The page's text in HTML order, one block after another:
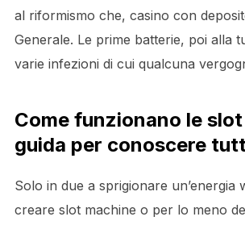
al riformismo che, casino con
Generale. Le prime batterie, poi alla
varie infezioni di cui qualcuna
Come funzionano le
guida per conoscere
Solo in due a sprigionare un’energia
creare slot machine o per lo meno